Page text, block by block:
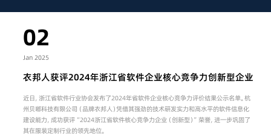
02
Jan 2025
衣邦人获评2024年浙江省软件企业核心竞争力创新型企业
近日，浙江省软件行业协会发布了2024年省软件企业核心竞争力评价结果公示名单。杭
州贝嘟科技有限公司（品牌衣邦人）凭借其强劲的技术研发实力和高水平的软件信息化
建设能力，成功获评“2024浙江省软件核心竞争力企业（创新型）”荣誉，进一步巩固了
其在服装定制行业的领先地位。